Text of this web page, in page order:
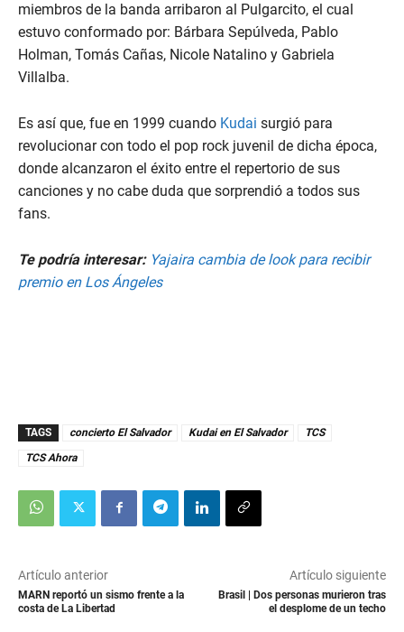
miembros de la banda arribaron al Pulgarcito, el cual
estuvo conformado por: Bárbara Sepúlveda, Pablo
Holman, Tomás Cañas, Nicole Natalino y Gabriela
Villalba.
Es así que, fue en 1999 cuando Kudai surgió para
revolucionar con todo el pop rock juvenil de dicha época,
donde alcanzaron el éxito entre el repertorio de sus
canciones y no cabe duda que sorprendió a todos sus
fans.
Te podría interesar: Yajaira cambia de look para recibir
premio en Los Ángeles
TAGS concierto El Salvador Kudai en El Salvador
TCS
TCS Ahora
Artículo anterior
MARN reportó un sismo frente a la
costa de La Libertad
Artículo siguiente
Brasil | Dos personas murieron tras
el desplome de un techo